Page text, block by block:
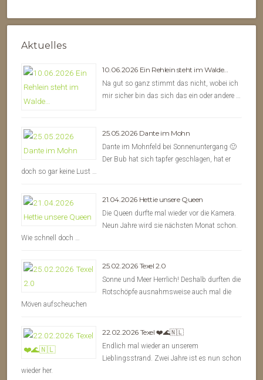
Aktuelles
10.06.2026 Ein Rehlein steht im Walde…
Na gut so ganz stimmt das nicht, wobei ich
mir sicher bin das sich das ein oder andere …
25.05.2026 Dante im Mohn
Dante im Mohnfeld bei Sonnenuntergang 🙂
Der Bub hat sich tapfer geschlagen, hat er
doch so gar keine Lust …
21.04.2026 Hettie unsere Queen
Die Queen durfte mal wieder vor die Kamera.
Neun Jahre wird sie nächsten Monat schon.
Wie schnell doch …
25.02.2026 Texel 2.0
Sonne und Meer Herrlich! Deshalb durften die
Rotschöpfe ausnahmsweise auch mal die
Möven aufscheuchen
22.02.2026 Texel ❤️🌊🇳🇱
Endlich mal wieder an unserem
Lieblingsstrand. Zwei Jahre ist es nun schon
wieder her.